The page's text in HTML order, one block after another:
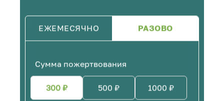
ЕЖЕМЕСЯЧНО РАЗОВО
Сумма пожертвования
300 ₽ 500 ₽ 1000 ₽